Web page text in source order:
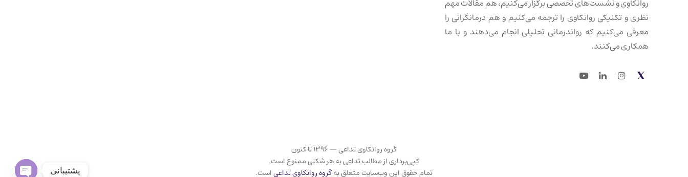
روانکاوی و نشست‌های تخصصی برگزار می‌کنیم، هم مقالات مهم
نظری و تکنیکی روانکاوی را ترجمه می‌کنیم و هم درمانگرانی را
معرفی می‌کنیم که رواندرمانی تحلیلی انجام می‌دهند و با ما
همکاری می‌کنند.
Twitter
Instagram
LinkedIn
Youtube
گروه روانکاوی تداعی — ۱۳۹۶ تا کنون
کپی‌برداری از مطالب تداعی به هر شکلی ممنوع است.
تمام حقوق این وب‌سایت متعلق بهگروه روانکاوی تداعیاست. پشتیبانی